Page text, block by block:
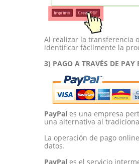
Al realizar la transferencia
identificar fácilmente la
3) PAGO A TRAVÉS DE PAY
PayPal es una empresa
una alternativa al
La operación de pago
datos.
PayPal es el servicio
Mi lista